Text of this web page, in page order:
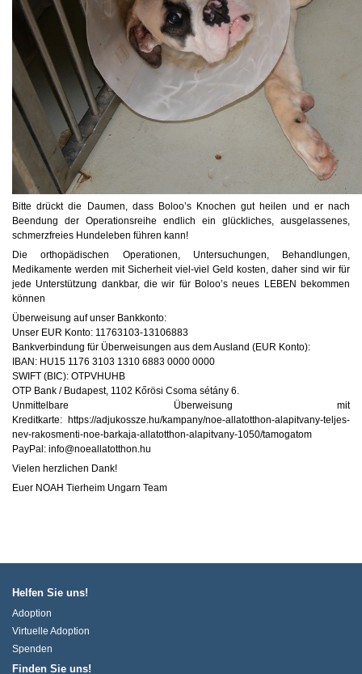
Bitte drückt die Daumen, dass Boloo’s Knochen gut heilen und er nach
Beendung der Operationsreihe endlich ein glückliches, ausgelassenes,
schmerzfreies Hundeleben führen kann!
Die orthopädischen Operationen, Untersuchungen, Behandlungen,
Medikamente werden mit Sicherheit viel-viel Geld kosten, daher sind wir für
jede Unterstützung dankbar, die wir für Boloo’s neues LEBEN bekommen
können
Überweisung auf unser Bankkonto:
Unser EUR Konto: 11763103-13106883
Bankverbindung für Überweisungen aus dem Ausland (EUR Konto):
IBAN: HU15 1176 3103 1310 6883 0000 0000
SWIFT (BIC): OTPVHUHB
OTP Bank / Budapest, 1102 Kőrösi Csoma sétány 6.
Unmittelbare Überweisung mit
Kreditkarte: https://adjukossze.hu/kampany/noe-allatotthon-alapitvany-teljes-
nev-rakosmenti-noe-barkaja-allatotthon-alapitvany-1050/tamogatom
PayPal: info@noeallatotthon.hu
Vielen herzlichen Dank!
Euer NOAH Tierheim Ungarn Team
Helfen Sie uns!
Adoption
Virtuelle Adoption
Spenden
Finden Sie uns!